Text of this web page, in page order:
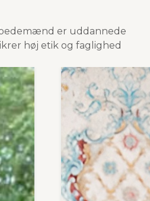
er uddannede
høj etik og faglighed